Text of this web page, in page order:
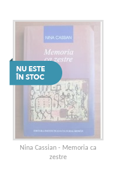
Nina Cassian - Memoria ca
zestre